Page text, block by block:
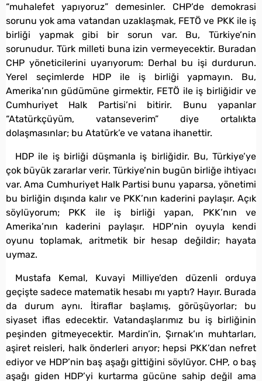
“muhalefet yapıyoruz” demesinler. CHP’de demokrasi
sorunu yok ama vatandan uzaklaşmak, FETÖ ve PKK ile iş
birliği yapmak gibi bir sorun var. Bu, Türkiye’nin
sorunudur. Türk milleti buna izin vermeyecektir. Buradan
CHP yöneticilerini uyarıyorum: Derhal bu işi durdurun.
Yerel seçimlerde HDP ile iş birliği yapmayın. Bu,
Amerika’nın güdümüne girmektir, FETÖ ile iş birliğidir ve
Cumhuriyet Halk Partisi’ni bitirir. Bunu yapanlar
“Atatürkçüyüm, vatanseverim” diye ortalıkta
dolaşmasınlar; bu Atatürk’e ve vatana ihanettir.
HDP ile iş birliği düşmanla iş birliğidir. Bu, Türkiye’ye
çok büyük zararlar verir. Türkiye’nin bugün birliğe ihtiyacı
var. Ama Cumhuriyet Halk Partisi bunu yaparsa, yönetimi
bu birliğin dışında kalır ve PKK’nın kaderini paylaşır. Açık
söylüyorum; PKK ile iş birliği yapan, PKK’nın ve
Amerika’nın kaderini paylaşır. HDP’nin oyuyla kendi
oyunu toplamak, aritmetik bir hesap değildir; hayata
uymaz.
Mustafa Kemal, Kuvayi Milliye’den düzenli orduya
geçişte sadece matematik hesabı mı yaptı? Hayır. Burada
da durum aynı. İtiraflar başlamış, görüşüyorlar; bu
siyaset iflas edecektir. Vatandaşlarımız bu iş birliğinin
peşinden gitmeyecektir. Mardin’in, Şırnak’ın muhtarları,
aşiret reisleri, halk önderleri arıyor; hepsi PKK’dan nefret
ediyor ve HDP’nin baş aşağı gittiğini söylüyor. CHP, o baş
aşağı giden HDP’yi kurtarma gücüne sahip değil ama